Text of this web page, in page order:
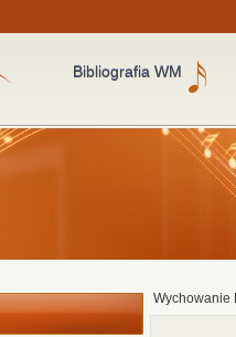
Bibliografia WM
Wychowanie